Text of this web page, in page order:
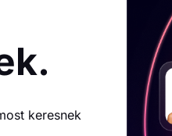
keresnek